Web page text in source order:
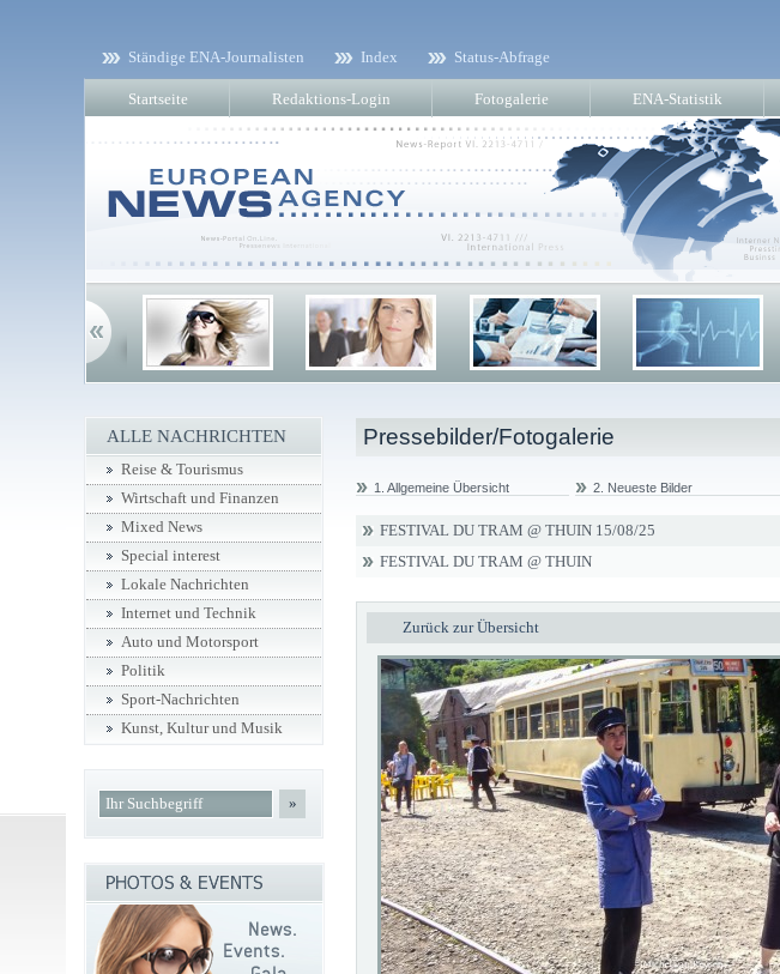
Ständige ENA-Journalisten Index Status-Abfrage
Startseite Redaktions-Login Fotogalerie ENA-Statistik
Pressebilder/Fotogalerie
1. Allgemeine Übersicht 2. Neueste Bilder
FESTIVAL DU TRAM @ THUIN 15/08/25
FESTIVAL DU TRAM @ THUIN
Zurück zur Übersicht
ALLE NACHRICHTEN
Reise & Tourismus
Wirtschaft und Finanzen
Mixed News
Special interest
Lokale Nachrichten
Internet und Technik
Auto und Motorsport
Politik
Sport-Nachrichten
Kunst, Kultur und Musik
»